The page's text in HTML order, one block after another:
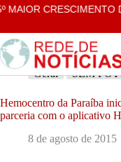
Pular
o
conteúdo
CRESCIMENTO
Geral
SEM
Hemocentro da Paraíba
parceria com o aplicativo
8 de agosto de 2015